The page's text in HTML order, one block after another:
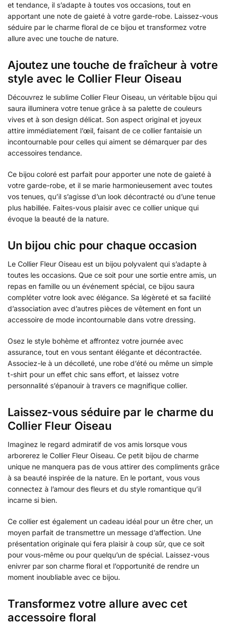
et tendance, il s’adapte à toutes vos occasions, tout en
apportant une note de gaieté à votre garde-robe. Laissez-vous
séduire par le charme floral de ce bijou et transformez votre
allure avec une touche de nature.
Ajoutez une touche de fraîcheur à votre
style avec le Collier Fleur Oiseau
Découvrez le sublime Collier Fleur Oiseau, un véritable bijou qui
saura illuminera votre tenue grâce à sa palette de couleurs
vives et à son design délicat. Son aspect original et joyeux
attire immédiatement l’œil, faisant de ce collier fantaisie un
incontournable pour celles qui aiment se démarquer par des
accessoires tendance.
Ce bijou coloré est parfait pour apporter une note de gaieté à
votre garde-robe, et il se marie harmonieusement avec toutes
vos tenues, qu’il s’agisse d’un look décontracté ou d’une tenue
plus habillée. Faites-vous plaisir avec ce collier unique qui
évoque la beauté de la nature.
Un bijou chic pour chaque occasion
Le Collier Fleur Oiseau est un bijou polyvalent qui s’adapte à
toutes les occasions. Que ce soit pour une sortie entre amis, un
repas en famille ou un événement spécial, ce bijou saura
compléter votre look avec élégance. Sa légèreté et sa facilité
d’association avec d’autres pièces de vêtement en font un
accessoire de mode incontournable dans votre dressing.
Osez le style bohème et affrontez votre journée avec
assurance, tout en vous sentant élégante et décontractée.
Associez-le à un décolleté, une robe d’été ou même un simple
t-shirt pour un effet chic sans effort, et laissez votre
personnalité s’épanouir à travers ce magnifique collier.
Laissez-vous séduire par le charme du
Collier Fleur Oiseau
Imaginez le regard admiratif de vos amis lorsque vous
arborerez le Collier Fleur Oiseau. Ce petit bijou de charme
unique ne manquera pas de vous attirer des compliments grâce
à sa beauté inspirée de la nature. En le portant, vous vous
connectez à l’amour des fleurs et du style romantique qu’il
incarne si bien.
Ce collier est également un cadeau idéal pour un être cher, un
moyen parfait de transmettre un message d’affection. Une
présentation originale qui fera plaisir à coup sûr, que ce soit
pour vous-même ou pour quelqu’un de spécial. Laissez-vous
enivrer par son charme floral et l’opportunité de rendre un
moment inoubliable avec ce bijou.
Transformez votre allure avec cet
accessoire floral